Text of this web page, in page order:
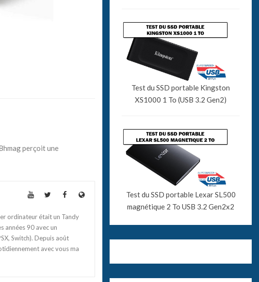
perçoit une
ordinateur était un Tandy
années 90 avec un
Switch). Depuis août
avec vous ma
Test du SSD portable Kingston
XS1000 1 To (USB 3.2 Gen2)
Test du SSD portable Lexar SL500
magnétique 2 To USB 3.2 Gen2x2